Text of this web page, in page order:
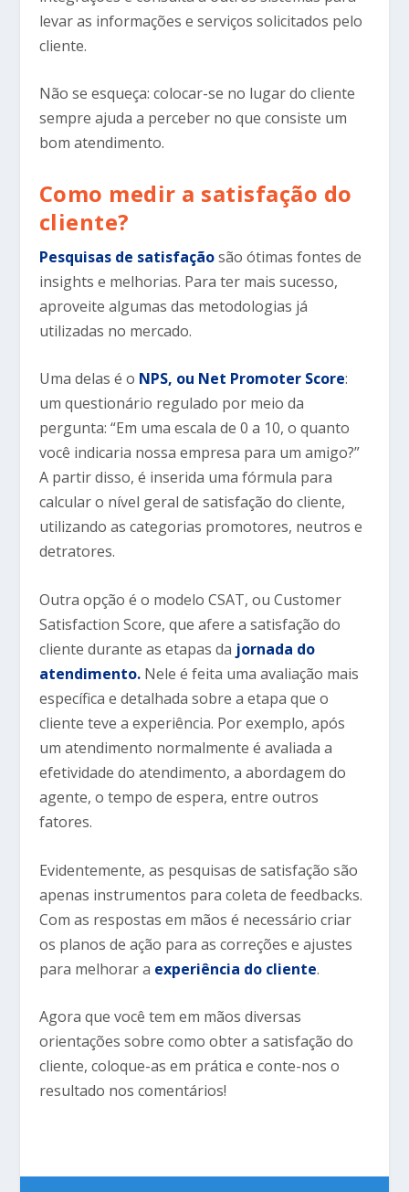
levar as informações e serviços solicitados pelo
cliente.
Não se esqueça: colocar-se no lugar do cliente
sempre ajuda a perceber no que consiste um
bom atendimento.
Como medir a satisfação do
cliente?
Pesquisas de satisfaçãosão ótimas fontes de
insights e melhorias. Para ter mais sucesso,
aproveite algumas das metodologias já
utilizadas no mercado.
Uma delas é o NPS, ou Net Promoter Score:
um questionário regulado por meio da
pergunta: “Em uma escala de 0 a 10, o quanto
você indicaria nossa empresa para um amigo?”
A partir disso, é inserida uma fórmula para
calcular o nível geral de satisfação do cliente,
utilizando as categorias promotores, neutros e
detratores.
Outra opção é o modelo CSAT, ou Customer
Satisfaction Score, que afere a satisfação do
cliente durante as etapas da jornada do
atendimento.Nele é feita uma avaliação mais
específica e detalhada sobre a etapa que o
cliente teve a experiência. Por exemplo, após
um atendimento normalmente é avaliada a
efetividade do atendimento, a abordagem do
agente, o tempo de espera, entre outros
fatores.
Evidentemente, as pesquisas de satisfação são
apenas instrumentos para coleta de feedbacks.
Com as respostas em mãos é necessário criar
os planos de ação para as correções e ajustes
para melhorar a experiência do cliente.
Agora que você tem em mãos diversas
orientações sobre como obter a satisfação do
cliente, coloque-as em prática e conte-nos o
resultado nos comentários!